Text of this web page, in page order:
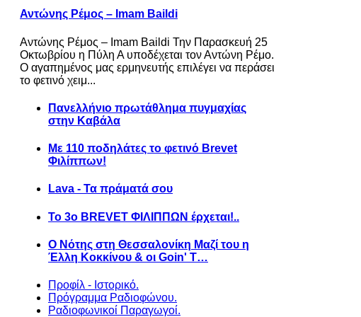
Αντώνης Ρέμος – Imam Baildi
Αντώνης Ρέμος – Imam Baildi Την Παρασκευή 25
Οκτωβρίου η Πύλη Α υποδέχεται τον Αντώνη Ρέμο.
Ο αγαπημένος μας ερμηνευτής επιλέγει να περάσει
το φετινό χειμ...
Πανελλήνιο πρωτάθλημα πυγμαχίας
στην Καβάλα
Με 110 ποδηλάτες το φετινό Brevet
Φιλίππων!
Lava - Τα πράματά σου
Το 3ο BREVET ΦΙΛΙΠΠΩΝ έρχεται!..
Ο Νότης στη Θεσσαλονίκη Μαζί του η
Έλλη Κοκκίνου & οι Goin' T…
Προφίλ - Ιστορικό.
Πρόγραμμα Ραδιοφώνου.
Ραδιοφωνικοί Παραγωγοί.